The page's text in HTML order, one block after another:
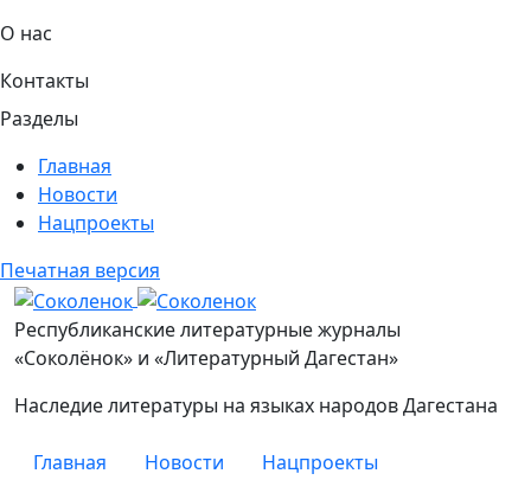
О нас
Контакты
Разделы
Главная
Новости
Нацпроекты
Печатная версия
Соколенок
Республиканские литературные журналы
«Соколёнок» и «Литературный Дагестан»
Наследие литературы на языках народов Дагестана
Главная Новости
Нацпроекты